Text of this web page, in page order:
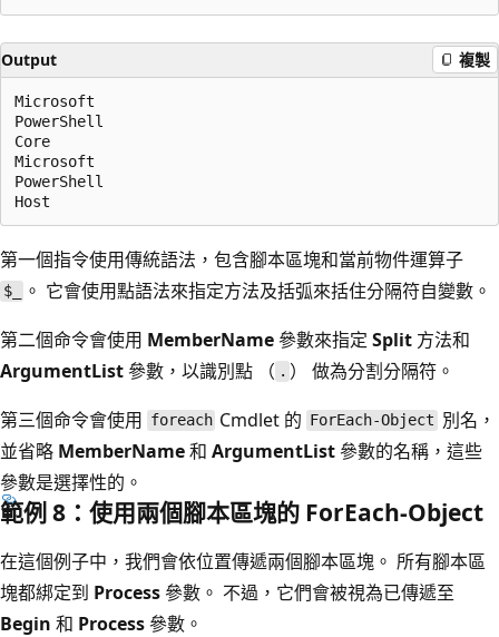
Output 複製
Microsoft
PowerShell
Core
Microsoft
PowerShell
第一個指令使用傳統語法，包含腳本區塊和當前物件運算子
$_
。 它會使用點語法來指定方法及括弧來括住分隔符自變數。
第二個命令會使用 MemberName參數來指定 Split 方法和
ArgumentList參數，以識別點 （ . ） 做為分割分隔符。
第三個命令會使用 foreach Cmdlet 的 ForEach-Object 別名，
並省略 MemberName和 ArgumentList參數的名稱，這些
參數是選擇性的。
範例 8：使用兩個腳本區塊的 ForEach-Object
在這個例子中，我們會依位置傳遞兩個腳本區塊。 所有腳本區
塊都綁定到 Process參數。 不過，它們會被視為已傳遞至
Begin 和 Process參數。